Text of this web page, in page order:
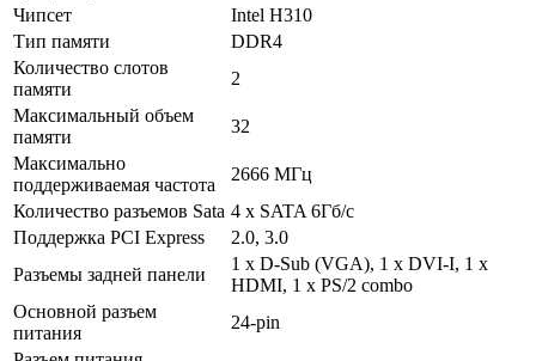
Чипсет
Intel H310
Тип памяти
DDR4
Количество слотов
памяти
2
Максимальный объем
памяти
32
Максимально
поддерживаемая частота
2666 МГц
Количество разъемов Sata 4 х SATA 6Гб/с
Поддержка PCI Express
2.0, 3.0
Разъемы задней панели
1 х D-Sub (VGA), 1 х DVI-I, 1 х
HDMI, 1 х PS/2 combo
Основной разъем
питания
24-pin